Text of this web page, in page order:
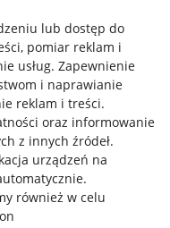
lub dostęp do
pomiar reklam i
usług. Zapewnienie
i naprawianie
reklam i treści.
oraz informowanie
z innych źródeł.
urządzeń na
.
również w celu